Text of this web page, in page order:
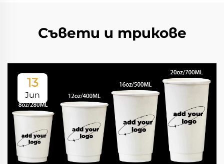
Съвети и трикове
13
Jun